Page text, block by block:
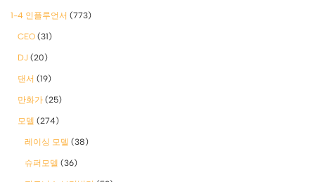
1-4 인플루언서 (773)
CEO (31)
DJ (20)
댄서 (19)
만화가 (25)
모델 (274)
레이싱 모델 (38)
슈퍼모델 (36)